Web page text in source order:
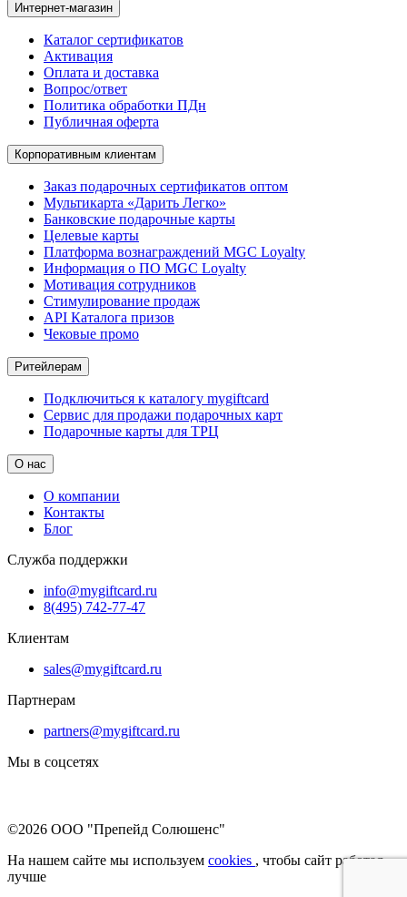
Интернет-магазин
Каталог сертификатов
Активация
Оплата и доставка
Вопрос/ответ
Политика обработки ПДн
Публичная оферта
Корпоративным клиентам
Заказ подарочных сертификатов оптом
Мультикарта «Дарить Легко»
Банковские подарочные карты
Целевые карты
Платформа вознаграждений MGC Loyalty
Информация о ПО MGC Loyalty
Мотивация сотрудников
Стимулирование продаж
API Каталога призов
Чековые промо
Ритейлерам
Подключиться к каталогу mygiftcard
Сервис для продажи подарочных карт
Подарочные карты для ТРЦ
О нас
О компании
Контакты
Блог
Служба поддержки
info@mygiftcard.ru
8(495) 742-77-47
Клиентам
sales@mygiftcard.ru
Партнерам
partners@mygiftcard.ru
Мы в соцсетях
©2026 ООО "Препейд Солюшенс"
На нашем сайте мы используем cookies , чтобы сайт работал
лучше